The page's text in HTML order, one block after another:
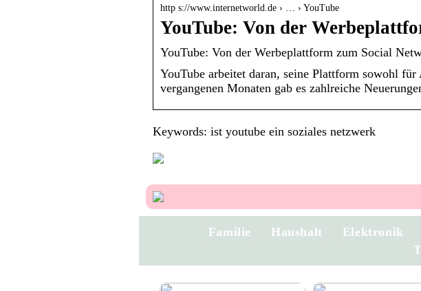
http s://www.internetworld.de › … › YouTube
YouTube: Von der
YouTube: Von der Werbeplattform zum Social
YouTube arbeitet daran, seine Plattform sowohl
vergangenen Monaten gab es zahlreiche
Keywords: ist youtube ein soziales netzwerk
Familie Haushalt Elektronik